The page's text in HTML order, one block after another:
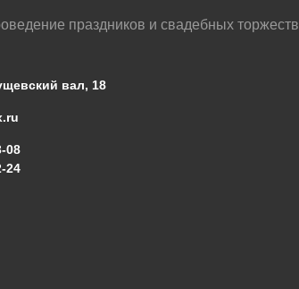
праздников и свадебных торжеств
вал, 18
08
24